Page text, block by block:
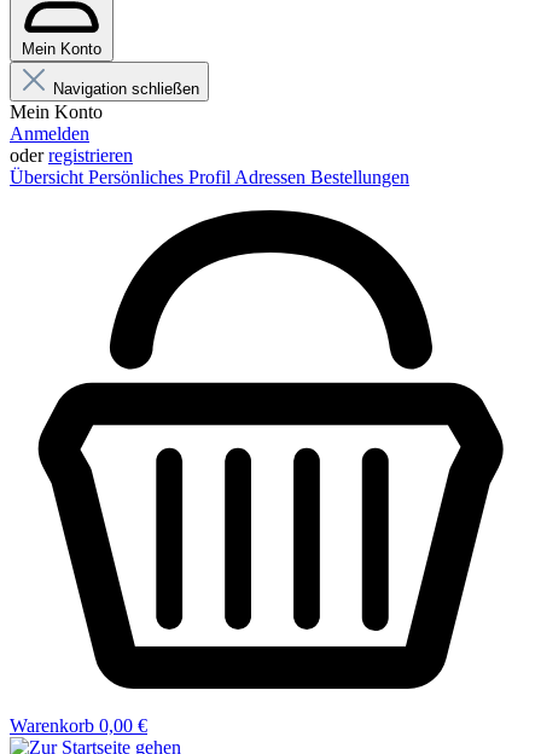
Mein Konto
Navigation schließen
Mein Konto
Anmelden
oderregistrieren
Übersicht Persönliches Profil Adressen Bestellungen
Warenkorb 0,00 €